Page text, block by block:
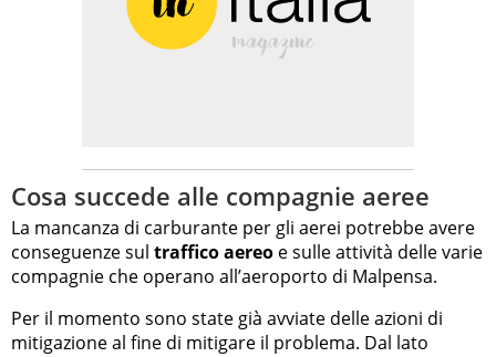
Cosa succede alle compagnie aeree
La mancanza di carburante per gli aerei potrebbe avere
conseguenze sul traffico aereo e sulle attività delle varie
compagnie che operano all’aeroporto di Malpensa.
Per il momento sono state già avviate delle azioni di
mitigazione al fine di mitigare il problema. Dal lato